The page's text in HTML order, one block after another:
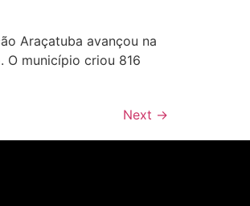
Araçatuba avançou na
O município criou 816
Next →